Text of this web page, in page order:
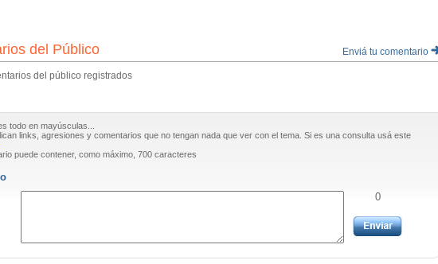
del Público Enviá tu comentario
del público registrados
todo en mayúsculas...
links, agresiones y comentarios que no tengan nada que ver con el tema. Si es una consulta usá este
puede contener, como máximo, 700 caracteres
0